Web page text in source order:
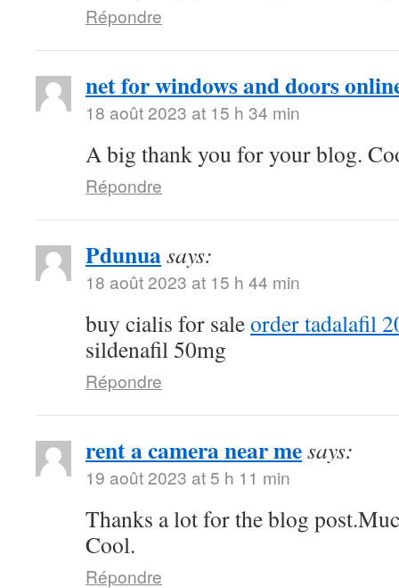
Répondre
net for windows and doors
18 août 2023 at 15 h 34 min
A big thank you for your blog.
Répondre
Pdunuasays:
18 août 2023 at 15 h 44 min
buy cialis for saleorder tadalafil
sildenafil 50mg
Répondre
rent a camera near mesays:
19 août 2023 at 5 h 11 min
Thanks a lot for the blog
Cool.
Répondre